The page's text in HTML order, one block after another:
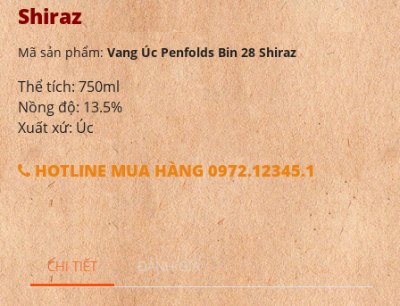
Shiraz
Mã sản phẩm:Vang Úc Penfolds Bin 28 Shiraz
Thể tích: 750ml
Nồng độ: 13.5%
Xuất xứ: Úc
HOTLINE MUA HÀNG 0972.12345.1
CHI TIẾT ĐÁNH GIÁ